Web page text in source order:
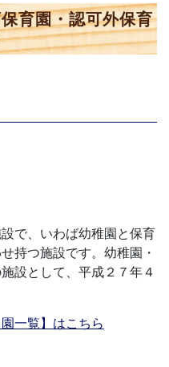
育園・認可外保育
で、いわば幼稚園と保育
持つ施設です。幼稚園・
設として、平成２７年４
一覧】はこちら